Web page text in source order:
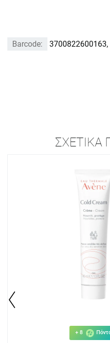
Barcode:
ΣΧΕΤΙΚΆ
+ 8